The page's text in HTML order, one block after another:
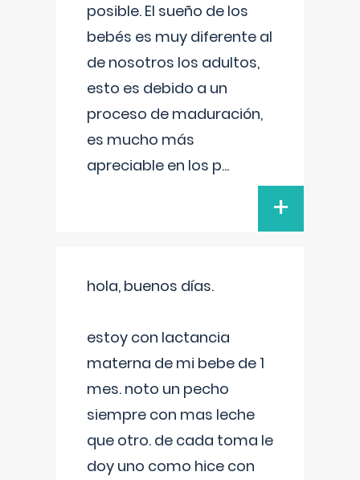
posible. El sueño de los
bebés es muy diferente al
de nosotros los adultos,
esto es debido a un
proceso de maduración,
es mucho más
apreciable en los p...
+
hola, buenos días.
estoy con lactancia
materna de mi bebe de 1
mes. noto un pecho
siempre con mas leche
que otro. de cada toma le
doy uno como hice con